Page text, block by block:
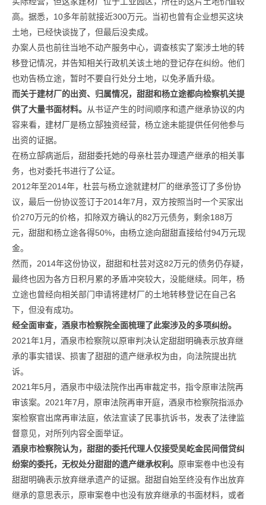
高。据悉，10多年前就接近300万元。当初也曾有企业想买这块
土地，已经快谈拢了，但最后没卖成。
办案人员也前往当地不动产服务中心，调查核实了案涉土地的转
移登记情况，并告知相关行政机关该土地的登记存在纠纷。他们
也劝告杨立途，暂时不要自行处分土地，以免矛盾升级。
而关于建材厂的出资、归属情况，甜甜和杨立途都向检察机关提
供了大量书面材料。
从书证产生的时间顺序和遗产继承协议的内
容来看，建材厂是杨立郜独资经营，杨立途未能提供任何他参与
出资的证据。
在杨立郜病逝后，甜甜委托她的母亲杜芸办理遗产继承的相关事
务，也对委托书进行了公证。
2012年至2014年，杜芸与杨立途就建材厂的继承签订了多份协
议，最后一份协议签订于2014年7月，双方按照当时一个买家出
价270万元的价格，扣除双方确认的82万元债务，剩余188万
元，甜甜和杨立途各得50%，由杨立途向甜甜直接给付94万元现
金。
然而，2014年这份协议，甜甜和杜芸对这82万元的债务仍存疑，
最终也因为各方日积月累的矛盾冲突较大，没能继续。同年，杨
立途也曾经向相关部门申请将建材厂的土地转移登记在自己名
下，但没有成功。
经全面审查，酒泉市检察院全面梳理了此案涉及的多项纠纷。
2021年1月，酒泉市检察院以原审判决认定甜甜明确表示放弃继
承的事实错误、损害了甜甜的遗产继承权为由，向法院提出抗
诉。
2021年5月，酒泉市中级法院作出再审裁定书，指令原审法院再
审该案。2021年7月，原审法院再审开庭，酒泉市检察院指派办
案检察官出席再审法庭，依法宣读了民事抗诉书，发表了法律监
督意见，对所列内容全面举证。
酒泉市检察院认为，甜甜的委托代理人仅接受吴屹金民间借贷纠
纷案的委托，无权处分甜甜的遗产继承权利。 原审案卷中也没有
甜甜明确表示放弃继承遗产的证据。甜甜自始至终没有作出放弃
继承的意思表示，原审案卷中也没有放弃继承的书面材料，或者